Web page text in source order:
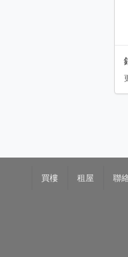
買樓 租屋 聯